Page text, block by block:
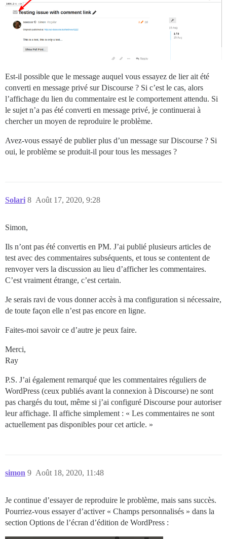
Est-il possible que le message auquel vous essayez de lier ait été
converti en message privé sur Discourse ? Si c’est le cas, alors
l’affichage du lien du commentaire est le comportement attendu. Si
le sujet n’a pas été converti en message privé, je continuerai à
chercher un moyen de reproduire le problème.
Avez-vous essayé de publier plus d’un message sur Discourse ? Si
oui, le problème se produit-il pour tous les messages ?
Solari Août 17, 2020, 9:28
8
Simon,
Ils n’ont pas été convertis en PM. J’ai publié plusieurs articles de
test avec des commentaires subséquents, et tous se contentent de
renvoyer vers la discussion au lieu d’afficher les commentaires.
C’est vraiment étrange, c’est certain.
Je serais ravi de vous donner accès à ma configuration si nécessaire,
de toute façon elle n’est pas encore en ligne.
Faites-moi savoir ce d’autre je peux faire.
Merci,
Ray
P.S. J’ai également remarqué que les commentaires réguliers de
WordPress (ceux publiés avant la connexion à Discourse) ne sont
pas chargés du tout, même si j’ai configuré Discourse pour autoriser
leur affichage. Il affiche simplement : « Les commentaires ne sont
actuellement pas disponibles pour cet article. »
simon Août 18, 2020, 11:48
9
Je continue d’essayer de reproduire le problème, mais sans succès.
Pourriez-vous essayer d’activer « Champs personnalisés » dans la
section Options de l’écran d’édition de WordPress :